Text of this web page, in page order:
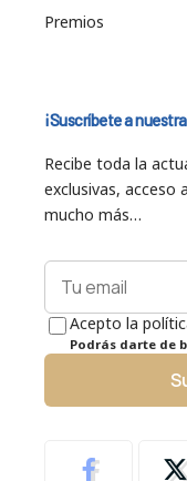
Premios
¡Suscríbete a
Recibe toda la
exclusivas, acceso
mucho más…
Acepto la
Podrás darte de